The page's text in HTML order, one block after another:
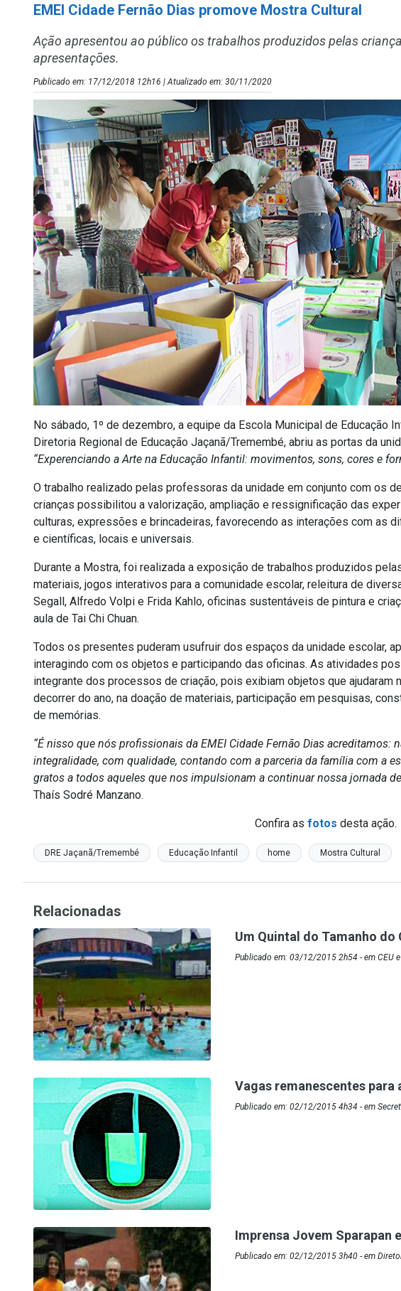
EMEI Cidade Fernão Dias promove Mostra Cultural
Ação apresentou ao público os trabalhos produzidos pelas
apresentações.
Publicado em: 17/12/2018 12h16 | Atualizado em: 30/11/2020
No sábado, 1º de dezembro, a equipe da Escola Municipal de Educação
Diretoria Regional de Educação Jaçanã/Tremembé, abriu as portas da
“Experenciando a Arte na Educação Infantil: movimentos, sons, cores e
O trabalho realizado pelas professoras da unidade em conjunto com os
crianças possibilitou a valorização, ampliação e ressignificação das
culturas, expressões e brincadeiras, favorecendo as interações com as
e científicas, locais e universais.
Durante a Mostra, foi realizada a exposição de trabalhos produzidos
materiais, jogos interativos para a comunidade escolar, releitura de
Segall, Alfredo Volpi e Frida Kahlo, oficinas sustentáveis de pintura e
aula de Tai Chi Chuan.
Todos os presentes puderam usufruir dos espaços da unidade escolar,
interagindo com os objetos e participando das oficinas. As atividades
integrante dos processos de criação, pois exibiam objetos que ajudaram
decorrer do ano, na doação de materiais, participação em pesquisas,
de memórias.
“É nisso que nós profissionais da EMEI Cidade Fernão Dias acreditamos:
integralidade, com qualidade, contando com a parceria da família com a
gratos a todos aqueles que nos impulsionam a continuar nossa jornada
Thaís Sodré Manzano.
Confira as fotos desta ação.
DRE Jaçanã/Tremembé Educação Infantil home Mostra Cultural
Relacionadas
Um Quintal do Tamanho do
Publicado em: 03/12/2015 2h54 - em CEU e
Vagas remanescentes para
Publicado em: 02/12/2015 4h34 - em
Imprensa Jovem Sparapan
Publicado em: 02/12/2015 3h40 - em